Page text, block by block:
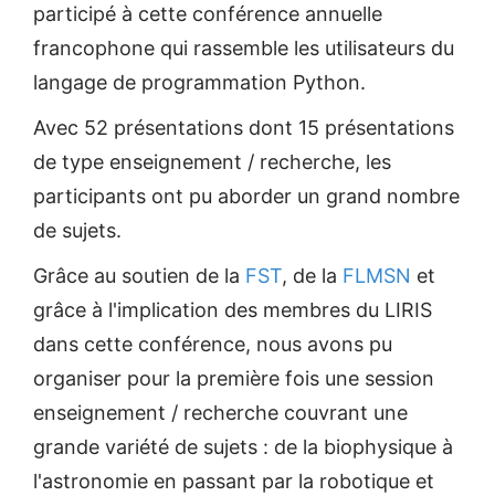
participé à cette conférence annuelle
francophone qui rassemble les utilisateurs du
langage de programmation Python.
Avec 52 présentations dont 15 présentations
de type enseignement / recherche, les
participants ont pu aborder un grand nombre
de sujets.
Grâce au soutien de la FST, de la FLMSN et
grâce à l'implication des membres du LIRIS
dans cette conférence, nous avons pu
organiser pour la première fois une session
enseignement / recherche couvrant une
grande variété de sujets : de la biophysique à
l'astronomie en passant par la robotique et